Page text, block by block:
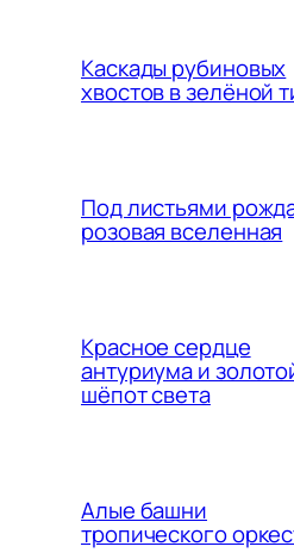
Каскады рубиновых
хвостов в зелёной
Под листьями
розовая вселенная
Красное сердце
антуриума и
шёпот света
Алые башни
тропического